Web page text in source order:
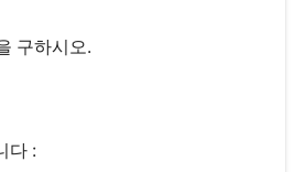
구하시오.
다 :